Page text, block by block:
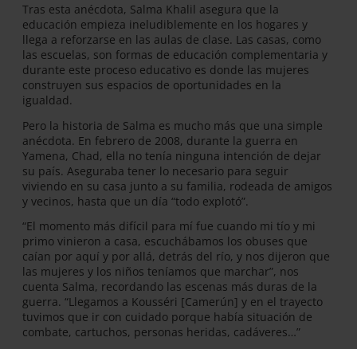
Tras esta anécdota, Salma Khalil asegura que la
educación empieza ineludiblemente en los hogares y
llega a reforzarse en las aulas de clase. Las casas, como
las escuelas, son formas de educación complementaria y
durante este proceso educativo es donde las mujeres
construyen sus espacios de oportunidades en la
igualdad.
Pero la historia de Salma es mucho más que una simple
anécdota. En febrero de 2008, durante la guerra en
Yamena, Chad, ella no tenía ninguna intención de dejar
su país. Aseguraba tener lo necesario para seguir
viviendo en su casa junto a su familia, rodeada de amigos
y vecinos, hasta que un día “todo explotó”.
“El momento más difícil para mí fue cuando mi tío y mi
primo vinieron a casa, escuchábamos los obuses que
caían por aquí y por allá, detrás del río, y nos dijeron que
las mujeres y los niños teníamos que marchar”, nos
cuenta Salma, recordando las escenas más duras de la
guerra. “Llegamos a Kousséri [Camerún] y en el trayecto
tuvimos que ir con cuidado porque había situación de
combate, cartuchos, personas heridas, cadáveres…”